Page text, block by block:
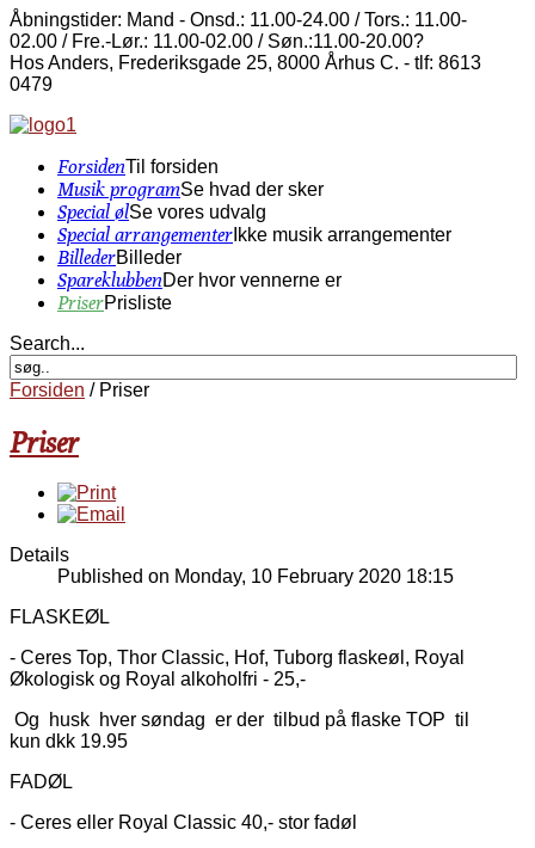
Åbningstider: Mand - Onsd.: 11.00-24.00 / Tors.: 11.00-
02.00 / Fre.-Lør.: 11.00-02.00 / Søn.:11.00-20.00?
Hos Anders, Frederiksgade 25, 8000 Århus C. - tlf: 8613
0479
ForsidenTil forsiden
Musik programSe hvad der sker
Special ølSe vores udvalg
Special arrangementer Ikke musik arrangementer
BillederBilleder
SpareklubbenDer hvor vennerne er
PriserPrisliste
Search...
Forsiden / Priser
Priser
Details
Published on Monday, 10 February 2020 18:15
FLASKEØL
- Ceres Top, Thor Classic, Hof, Tuborg flaskeøl, Royal
Økologisk og Royal alkoholfri - 25,-
Og husk hver søndag er der tilbud på flaske TOP til
kun dkk 19.95
FADØL
- Ceres eller Royal Classic 40,- stor fadøl